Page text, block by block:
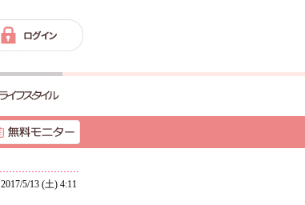
2017/5/13 (土) 4:11